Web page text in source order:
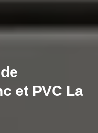
et PVC La